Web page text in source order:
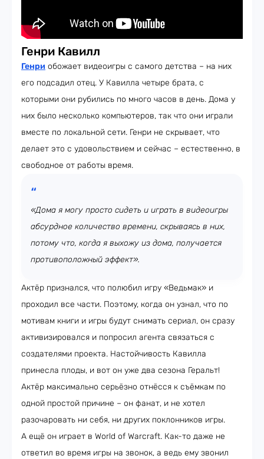
Генри Кавилл
Генри обожает видеоигры с самого детства – на них
его подсадил отец. У Кавилла четыре брата, с
которыми они рубились по много часов в день. Дома у
них было несколько компьютеров, так что они играли
вместе по локальной сети. Генри не скрывает, что
делает это с удовольствием и сейчас – естественно, в
свободное от работы время.
«Дома я могу просто сидеть и играть в видеоигры
абсурдное количество времени, скрываясь в них,
потому что, когда я выхожу из дома, получается
противоположный эффект».
Актёр признался, что полюбил игру «Ведьмак» и
проходил все части. Поэтому, когда он узнал, что по
мотивам книги и игры будут снимать сериал, он сразу
активизировался и попросил агента связаться с
создателями проекта. Настойчивость Кавилла
принесла плоды, и вот он уже два сезона Геральт!
Актёр максимально серьёзно отнёсся к съёмкам по
одной простой причине – он фанат, и не хотел
разочаровать ни себя, ни других поклонников игры.
А ещё он играет в World of Warcraft. Как-то даже не
ответил во время игры на звонок, а ведь ему звонил